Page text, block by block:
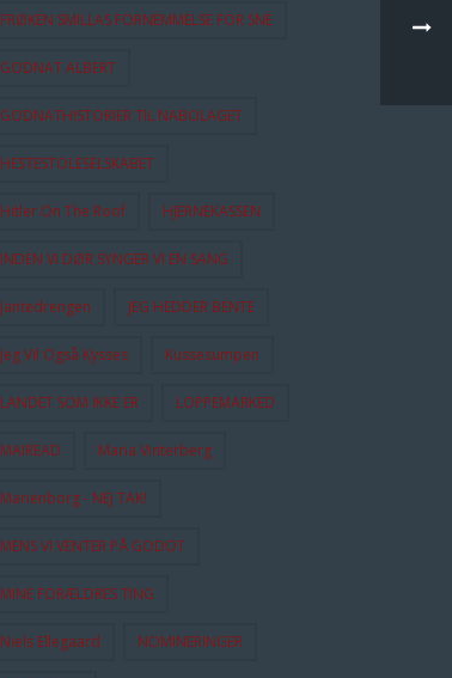
FRØKEN SMILLAS FORNEMMELSE FOR SNE
GODNAT ALBERT
GODNATHISTORIER TIL NABOLAGET
HESTESTOLESELSKABET
Hitler On The Roof HJERNEKASSEN
INDEN VI DØR SYNGER VI EN SANG
Jantedrengen JEG HEDDER BENTE
Jeg Vil Også Kysses Kussesumpen
LANDET SOM IKKE ER LOPPEMARKED
MAIREAD Maria Vinterberg
Marienborg - NEJ TAK!
MENS VI VENTER PÅ GODOT
MINE FORÆLDRES TING
Niels Ellegaard NOMINERINGER